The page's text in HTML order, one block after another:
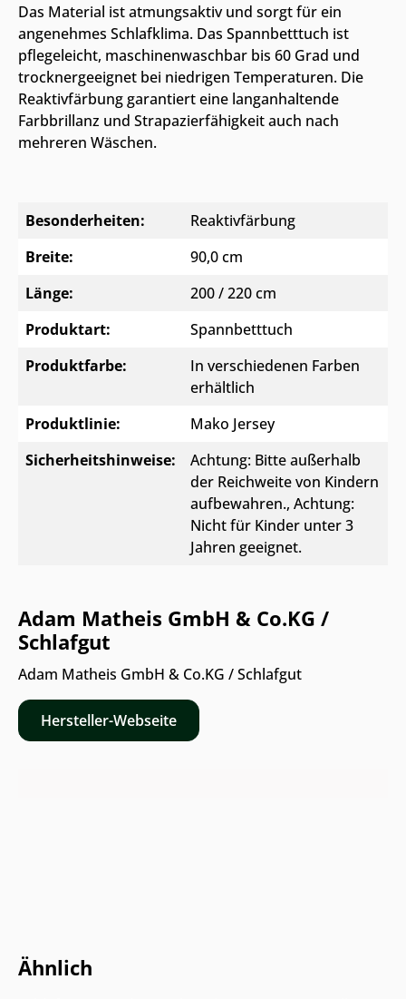
Das Material ist atmungsaktiv und sorgt für ein
angenehmes Schlafklima. Das Spannbetttuch ist
pflegeleicht, maschinenwaschbar bis 60 Grad und
trocknergeeignet bei niedrigen Temperaturen. Die
Reaktivfärbung garantiert eine langanhaltende
Farbbrillanz und Strapazierfähigkeit auch nach
mehreren Wäschen.
Besonderheiten:
Reaktivfärbung
Breite:
90,0 cm
Länge:
200 / 220 cm
Produktart:
Spannbetttuch
Produktfarbe:
In verschiedenen Farben
erhältlich
Produktlinie:
Mako Jersey
Sicherheitshinweise:
Achtung: Bitte außerhalb
der Reichweite von Kindern
aufbewahren., Achtung:
Nicht für Kinder unter 3
Jahren geeignet.
Adam Matheis GmbH & Co.KG /
Schlafgut
Adam Matheis GmbH & Co.KG / Schlafgut
Hersteller-Webseite
Ähnlich
Nur Online erhältlich